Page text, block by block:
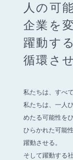
人の可
企業を
躍動す
循環さ
私たちは、すべ
私たちは、一人
めたる可能性を
ひらかれた可能
躍動させる。
そして躍動する